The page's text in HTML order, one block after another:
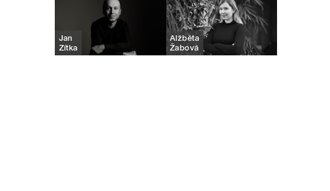
Jan
Zítka
Alžběta
Žabová